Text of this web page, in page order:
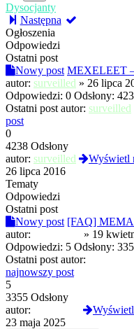
Dysocjanty
Następna
Ogłoszenia
Odpowiedzi
Ostatni post
Nowy post MEXELEET
autor: surveilled » 26 lipca
Odpowiedzi: 0 Odsłony:
Ostatni post autor: surveilled
post
0
4238 Odsłony
autor: surveilled
Wyświetl
26 lipca 2016
Tematy
Odpowiedzi
Ostatni post
Nowy post [FAQ]
autor:
» 19
Odpowiedzi: 5 Odsłony:
Ostatni post autor:
najnowszy post
5
3355 Odsłony
autor:
23 maja 2025